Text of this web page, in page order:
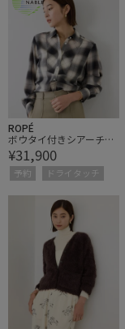
ROPÉ
ボウタイ付きシアーチェ
ックシャツブラウス(取り
外し可能 )/イージーケア
【J'aDoRe・一部店舗限
定サイズ】
¥31,900
予約 ドライタッチ